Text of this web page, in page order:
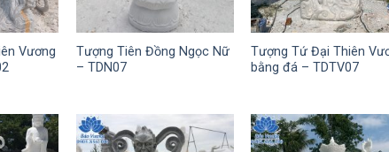
Vương
Tượng Tiên Đồng Ngọc Nữ
– TDN07
Tượng Tứ Đại Thiên
bằng đá – TDTV07